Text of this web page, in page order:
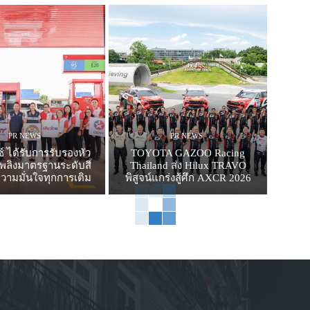
PR NEWS
ได้รับการรับรองหัว
พลิงมาตรฐานระดับสี
ามมั่นใจทุกการเติม
PR NEWS
TOYOTA GAZOO Racing
Thailand ส่ง Hilux TRAVO
พิสูจน์แกร่งสู้ศึก AXCR 2026